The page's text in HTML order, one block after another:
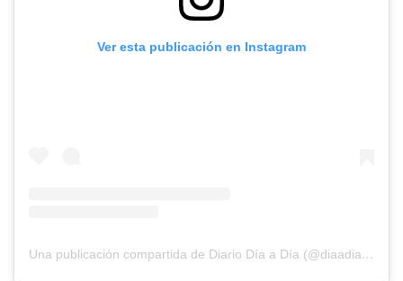
Ver esta publicación en Instagram
Una publicación compartida de Diario Día a Día (@diaadiapa)